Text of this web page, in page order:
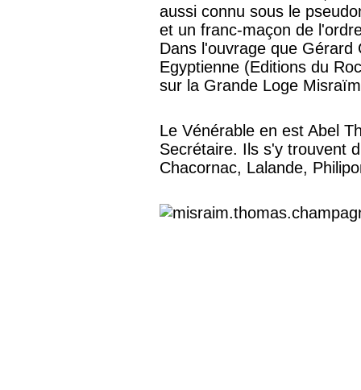
aussi connu sous le
et un franc-maçon de
Dans l'ouvrage que
Egyptienne (Editions du
sur la Grande Loge
Le Vénérable en est Abel
Secrétaire. Ils s'y trouvent
Chacornac, Lalande,